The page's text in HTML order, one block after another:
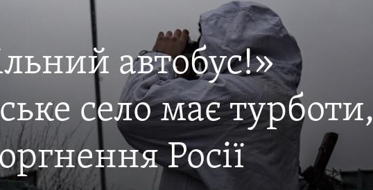
автобус!»
село має турботи,
Росії